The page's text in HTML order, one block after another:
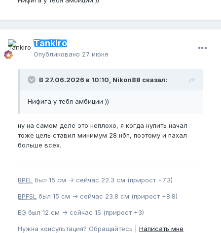
Tankiro
Опубликовано 27 июня
В 27.06.2026 в 10:10, Nikon88 сказал:
Нифига у тебя амбиции ))
ну на самом деле это неплохо, я когда нупить начал
тоже цель ставил минимум 28 нбп, поэтому и пахал
больше всех.
BPEL был 15 см -> сейчас 22.3 см (прирост +7.3)
BPFSL был 15 см -> сейчас 23.8 см (прирост +8.8)
EG был 12 см -> сейчас 15 (прирост +3)
Нужна консультация? Обращайтесь | Написать мне